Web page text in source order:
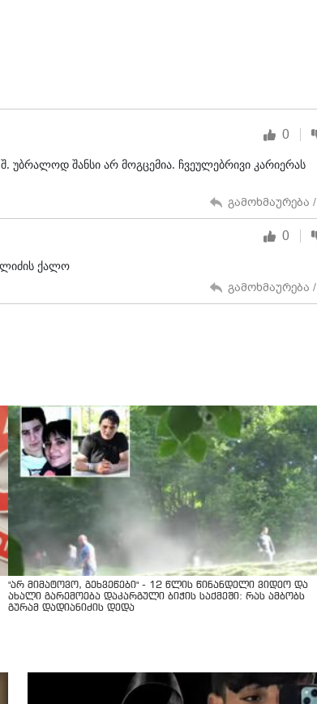
0
უბრალოდ შანსი არ მოგცემია. ჩვეულებრივი კარიერას
გამოხმაურება /
0
ქალო
გამოხმაურება /
"არ მიმატოვო, გეხვეწები" - 12 წლის წინანდელი ვიდეო და
ახალი გარემოება დაკარგული ბიჭის საქმეში: რას ამბობს
გურამ დადიანიძის დედა